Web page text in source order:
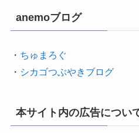
anemoブログ
・ ちゅまろぐ
・ シカゴつぶやきブログ
本サイト内の広告につい